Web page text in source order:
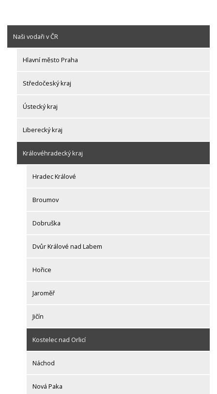
Naši vodaři v ČR
Hlavní město Praha
Středočeský kraj
Ústecký kraj
Liberecký kraj
Královéhradecký kraj
Hradec Králové
Broumov
Dobruška
Dvůr Králové nad Labem
Hořice
Jaroměř
Jičín
Kostelec nad Orlicí
Náchod
Nová Paka